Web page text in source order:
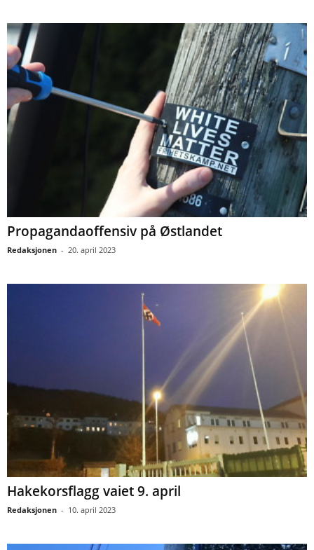
Propagandaoffensiv på Østlandet
Redaksjonen - 20. april 2023
Hakekorsflagg vaiet 9. april
Redaksjonen - 10. april 2023